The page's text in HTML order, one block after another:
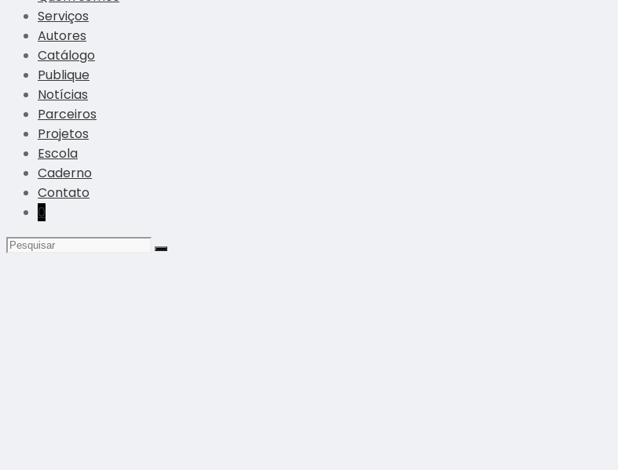
Serviços
Autores
Catálogo
Publique
Notícias
Parceiros
Projetos
Escola
Caderno
Contato
0